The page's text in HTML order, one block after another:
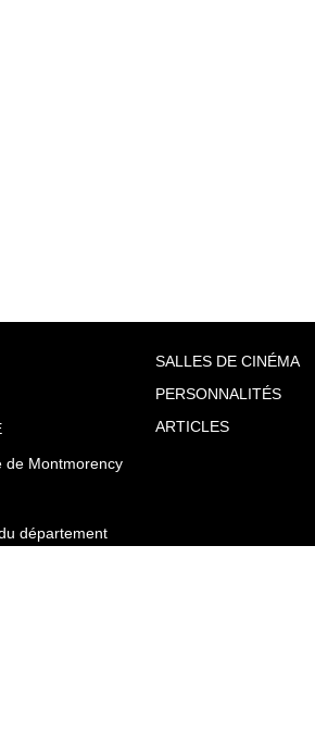
de Montmorency
département
SALLES DE CINÉMA
PERSONNALITÉS
ARTICLES